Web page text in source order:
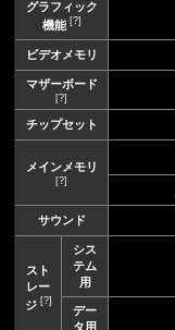
グラフィック
機能[?]
ビデオメモリ
マザーボード
[?]
チップセット
メインメモリ
[?]
サウンド
スト
レー
ジ [?]
シス
テム
用
デー
タ用